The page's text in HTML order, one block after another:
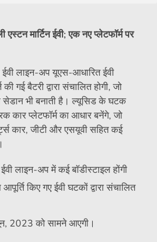
मार्टिन ईवी; एक नए प्लेटफॉर्म पर
ईवी लाइन-अप यूएस-आधारित ईवी
गई बैटरी द्वारा संचालित होगी, जो
सेडान भी बनाती है। ल्यूसिड के घटक
कार प्लेटफॉर्म का आधार बनेंगे, जो
कार, जीटी और एसयूवी सहित कई
ईवी लाइन-अप में कई बॉडीस्टाइल होंगी
किए गए ईवी घटकों द्वारा संचालित
2023 को सामने आएगी।